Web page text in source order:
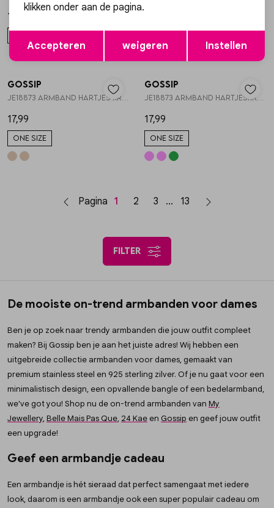
17,99
1/2
Gossip
17,99
ONE SIZE
1/2
Gossip
17,99
ONE SIZE
Pagina 1 2 3 13
filter
De mooiste on-trend armbanden voor dames
Ben je op zoek naar trendy armbanden die jouw outfit compleet
maken? Bij Gossip ben je aan het juiste adres! Wij hebben een
uitgebreide collectie armbanden voor dames, gemaakt van
premium stainless steel en 925 sterling zilver. Of je nu gaat voor een
minimalistisch design, een opvallende bangle of een bedelarmband,
we've got you! Shop nu de on-trend armbanden van My
Jewellery,Belle Mais Pas Que, 24 Kae en Gossip en geef jouw outfit
een upgrade!
Geef een armbandje cadeau
Een armbandje is hét sieraad dat perfect samengaat met iedere
look, daarom is een armbandje ook een super populair cadeau om
Opslaan
klikken onder aan de pagina.
Accepteren weigeren Instellen